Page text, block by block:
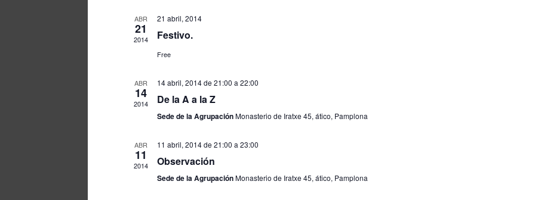
ABR
21
2014
21 abril, 2014
Festivo.
Free
ABR
14
2014
14 abril, 2014 de 21:00 a 22:00
De la A a la Z
Sede de la AgrupaciónMonasterio de Iratxe 45, ático, Pamplona
ABR
11
2014
11 abril, 2014 de 21:00 a 23:00
Observación
Sede de la AgrupaciónMonasterio de Iratxe 45, ático, Pamplona